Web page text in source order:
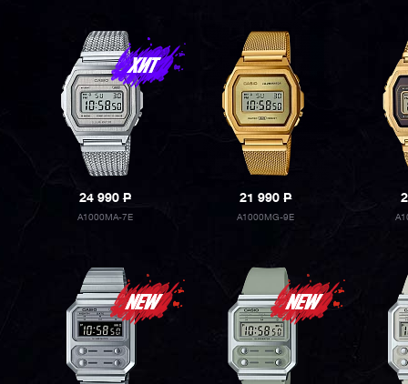
24 990P
A1000MA-7E
21 990P
A1000MG-9E